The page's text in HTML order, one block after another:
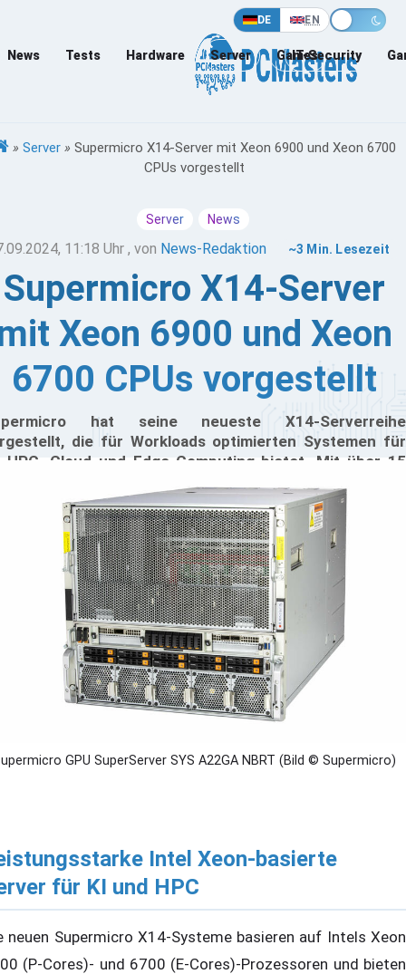
DE EN
News Tests Hardware Server Games
IT-Security
» Server » Supermicro X14-Server mit Xeon 6900 und Xeon 6700
CPUs vorgestellt
Server News
11:18 Uhr , von News-Redaktion ~3 Min. Lesezeit
Supermicro X14-Server
Xeon 6900 und Xeon
6700 CPUs vorgestellt
hat seine neueste X14-Serverreihe
die für Workloads optimierten Systemen für
HPC, Cloud und Edge-Computing bietet. Mit über 15
Xeon-Prozessoren angetrieben und sind so
dass sie die Leistungs- und
moderner Rechenzentren,
und Serviceanbieter erfüllen.
GPU SuperServer SYS A22GA NBRT (Bild © Supermicro)
Intel Xeon-basierte
für KI und HPC
neuen Supermicro X14-Systeme basieren auf Intels Xeon
(P-Cores)- und 6700 (E-Cores)-Prozessoren und bieten